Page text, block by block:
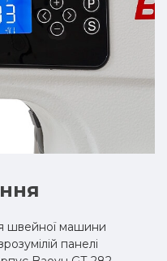
швейної машини
панелі